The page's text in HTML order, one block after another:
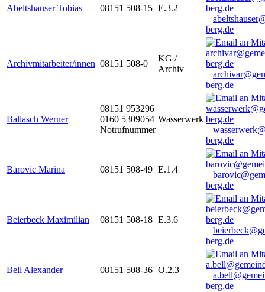
Abeltshauser Tobias 08151 508-15 E.3.2
berg.de
Archivmitarbeiter/innen 08151 508-0
KG /
Archiv
berg.de
Ballasch Werner
08151 953296
0160 5309054
Notrufnummer
Wasserwerk
berg.de
Barovic Marina 08151 508-49 E.1.4
berg.de
Beierbeck Maximilian 08151 508-18 E.3.6
berg.de
Bell Alexander 08151 508-36 O.2.3
berg.de